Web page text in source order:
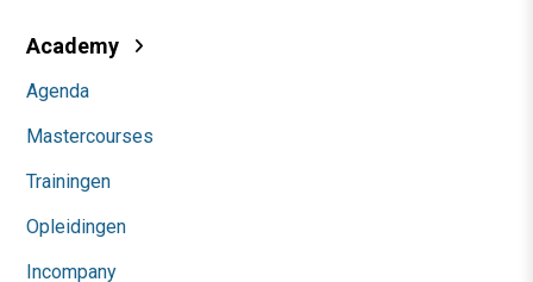
Academy
Agenda
Mastercourses
Trainingen
Opleidingen
Incompany